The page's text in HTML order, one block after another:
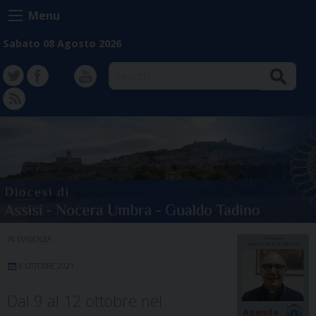
Skip
to
content
Menu
Sabato 08 Agosto 2026
TW FB Instagram
YT
FD
IN EVIDENZA
6 OTTOBRE 2021